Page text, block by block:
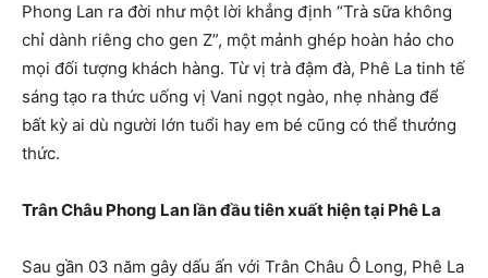
Phong Lan ra đời như một lời khẳng định “Trà sữa không
chỉ dành riêng cho gen Z”, một mảnh ghép hoàn hảo cho
mọi đối tượng khách hàng. Từ vị trà đậm đà, Phê La tinh tế
sáng tạo ra thức uống vị Vani ngọt ngào, nhẹ nhàng để
bất kỳ ai dù người lớn tuổi hay em bé cũng có thể thưởng
thức.
Trân Châu Phong Lan lần đầu tiên xuất hiện tại Phê La
Sau gần 03 năm gây dấu ấn với Trân Châu Ô Long, Phê La